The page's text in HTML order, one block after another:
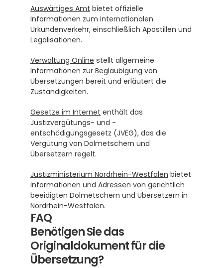
Auswärtiges Amt bietet offizielle
Informationen zum internationalen
Urkundenverkehr, einschließlich Apostillen und
Legalisationen.
Verwaltung Online stellt allgemeine
Informationen zur Beglaubigung von
Übersetzungen bereit und erläutert die
Zuständigkeiten.
Gesetze im Internet enthält das
Justizvergütungs- und -
entschädigungsgesetz (JVEG), das die
Vergütung von Dolmetschern und
Übersetzern regelt.
Justizministerium Nordrhein-Westfalen bietet
Informationen und Adressen von gerichtlich
beeidigten Dolmetschern und Übersetzern in
Nordrhein-Westfalen.
FAQ
Benötigen Sie das
Originaldokument für die
Übersetzung?